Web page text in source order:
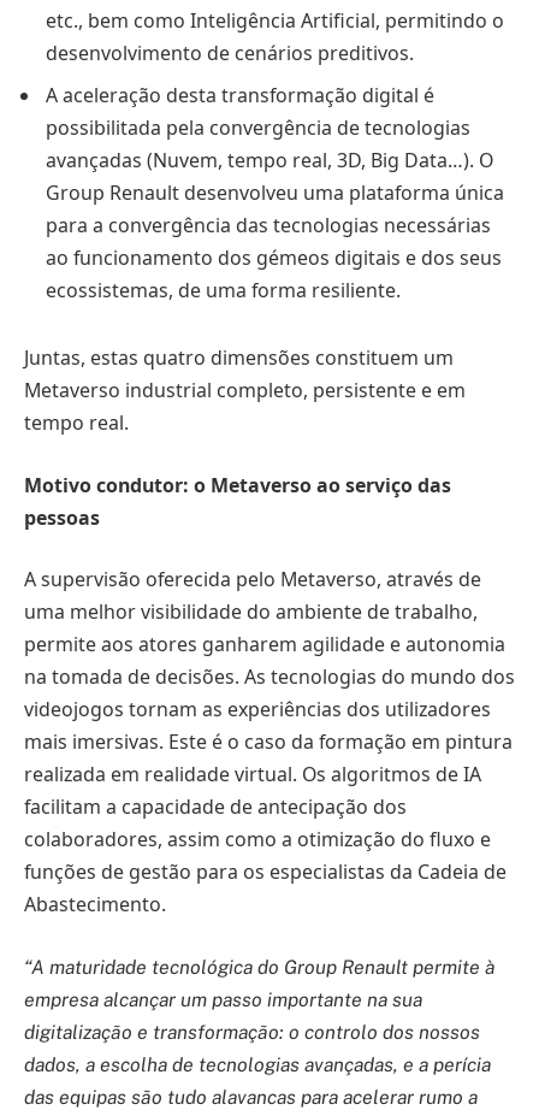
etc., bem como Inteligência Artificial, permitindo o
desenvolvimento de cenários preditivos.
A aceleração desta transformação digital é
possibilitada pela convergência de tecnologias
avançadas (Nuvem, tempo real, 3D, Big Data…). O
Group Renault desenvolveu uma plataforma única
para a convergência das tecnologias necessárias
ao funcionamento dos gémeos digitais e dos seus
ecossistemas, de uma forma resiliente.
Juntas, estas quatro dimensões constituem um
Metaverso industrial completo, persistente e em
tempo real.
Motivo condutor: o Metaverso ao serviço das
pessoas
A supervisão oferecida pelo Metaverso, através de
uma melhor visibilidade do ambiente de trabalho,
permite aos atores ganharem agilidade e autonomia
na tomada de decisões. As tecnologias do mundo dos
videojogos tornam as experiências dos utilizadores
mais imersivas. Este é o caso da formação em pintura
realizada em realidade virtual. Os algoritmos de IA
facilitam a capacidade de antecipação dos
colaboradores, assim como a otimização do fluxo e
funções de gestão para os especialistas da Cadeia de
Abastecimento.
“A maturidade tecnológica do Group Renault permite à
empresa alcançar um passo importante na sua
digitalização e transformação: o controlo dos nossos
dados, a escolha de tecnologias avançadas, e a perícia
das equipas são tudo alavancas para acelerar rumo a